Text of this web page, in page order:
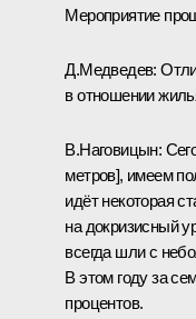
Мероприятие
Д.Медведев:
в отношении
В.Наговицын:
метров], имеем
идёт некоторая
на докризисный
всегда шли с
В этом году за
процентов.